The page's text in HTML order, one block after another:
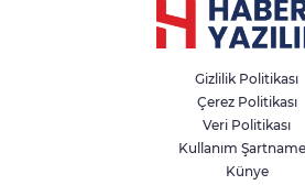
Gizlilik Politikası
Çerez Politikası
Veri Politikası
Kullanım
Künye